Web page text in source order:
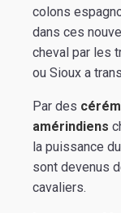
colons
dans ces
cheval par les
ou Sioux a
Par des
amérindiens
la puissance
sont devenus
cavaliers.